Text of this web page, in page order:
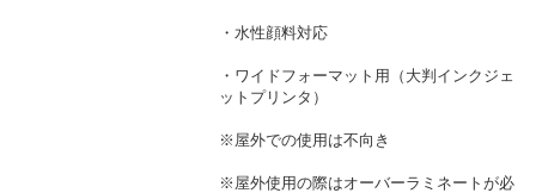
・水性顔料対応
・ワイドフォーマット用（大判インクジェ
ットプリンタ）
※屋外での使用は不向き
※屋外使用の際はオーバーラミネートが必